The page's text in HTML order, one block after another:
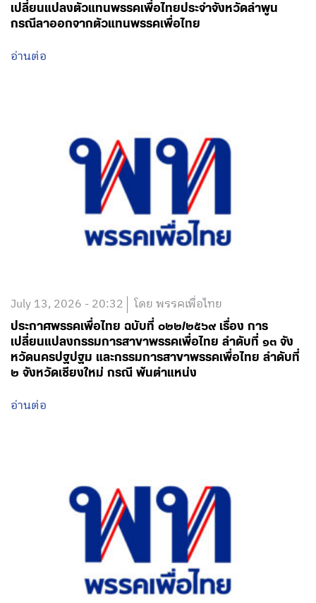
เปลี่ยนแปลงตัวแทนพรรคเพื่อไทยประจำจังหวัดลำพูน
กรณีลาออกจากตัวแทนพรรคเพื่อไทย
อ่านต่อ
July 13, 2026 - 20:32 โดย พรรคเพื่อไทย
ประกาศพรรคเพื่อไทย ฉบับที่ ๐๒๒/๒๕๖๙ เรื่อง การ
เปลี่ยนแปลงกรรมการสาขาพรรคเพื่อไทย ลำดับที่ ๑๓ จัง
หวัดนครปฐปฐม และกรรมการสาขาพรรคเพื่อไทย ลำดับที่
๒ จังหวัดเชียงใหม่ กรณี พ้นตำแหน่ง
อ่านต่อ